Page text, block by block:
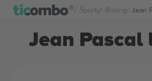
Športy Boxing Jean
Jean Pascal